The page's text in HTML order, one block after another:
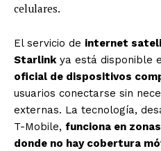
celulares.
El servicio de internet
Starlinkya está disponible
oficial de dispositivos
usuarios conectarse sin
externas. La tecnología,
T-Mobile, funciona en
donde no hay cobertura